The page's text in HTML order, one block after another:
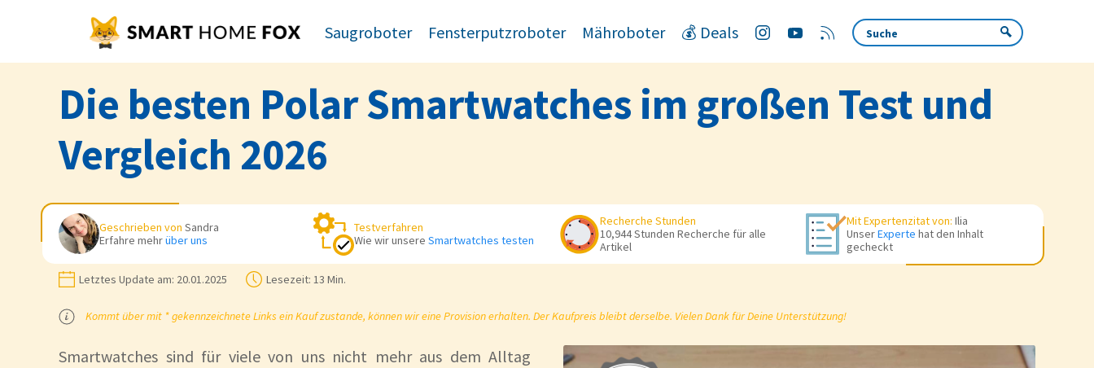
Saugroboter Fensterputzroboter Mähroboter 💰 Deals
Die besten Polar Smartwatches im großen Test und
Vergleich 2026
Geschrieben von Sandra
Erfahre mehrüber uns
Testverfahren
Wie wir unsere Smartwatches testen
Recherche Stunden
10,944 Stunden Recherche für alle
Artikel
Mit Expertenzitat von: Ilia
UnserExperte hat den Inhalt
gecheckt
Letztes Update am: 20.01.2025 Lesezeit: 13 Min.
Kommt über mit * gekennzeichnete Links ein Kauf zustande, können wir eine Provision erhalten. Der Kaufpreis bleibt derselbe. Vielen Dank für Deine Unterstützung!
Smartwatches sind für viele von uns nicht mehr aus dem Alltag